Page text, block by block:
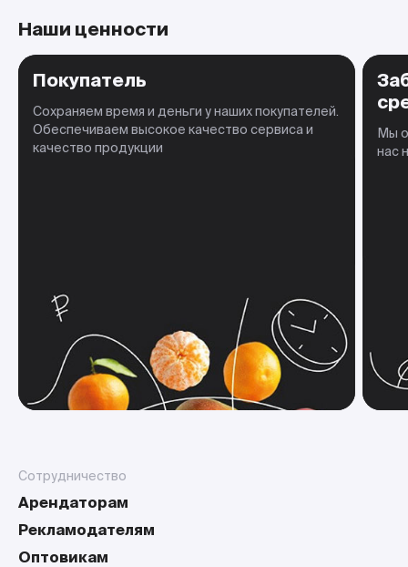
Наши ценности
Покупатель
Сохраняем время и деньги у наших покупателей.
Обеспечиваем высокое качество сервиса и
качество продукции
Мы
нас
Сотрудничество
Арендаторам
Рекламодателям
Оптовикам